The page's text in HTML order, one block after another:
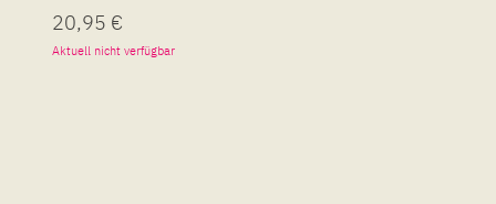
20,95 €
Aktuell nicht verfügbar